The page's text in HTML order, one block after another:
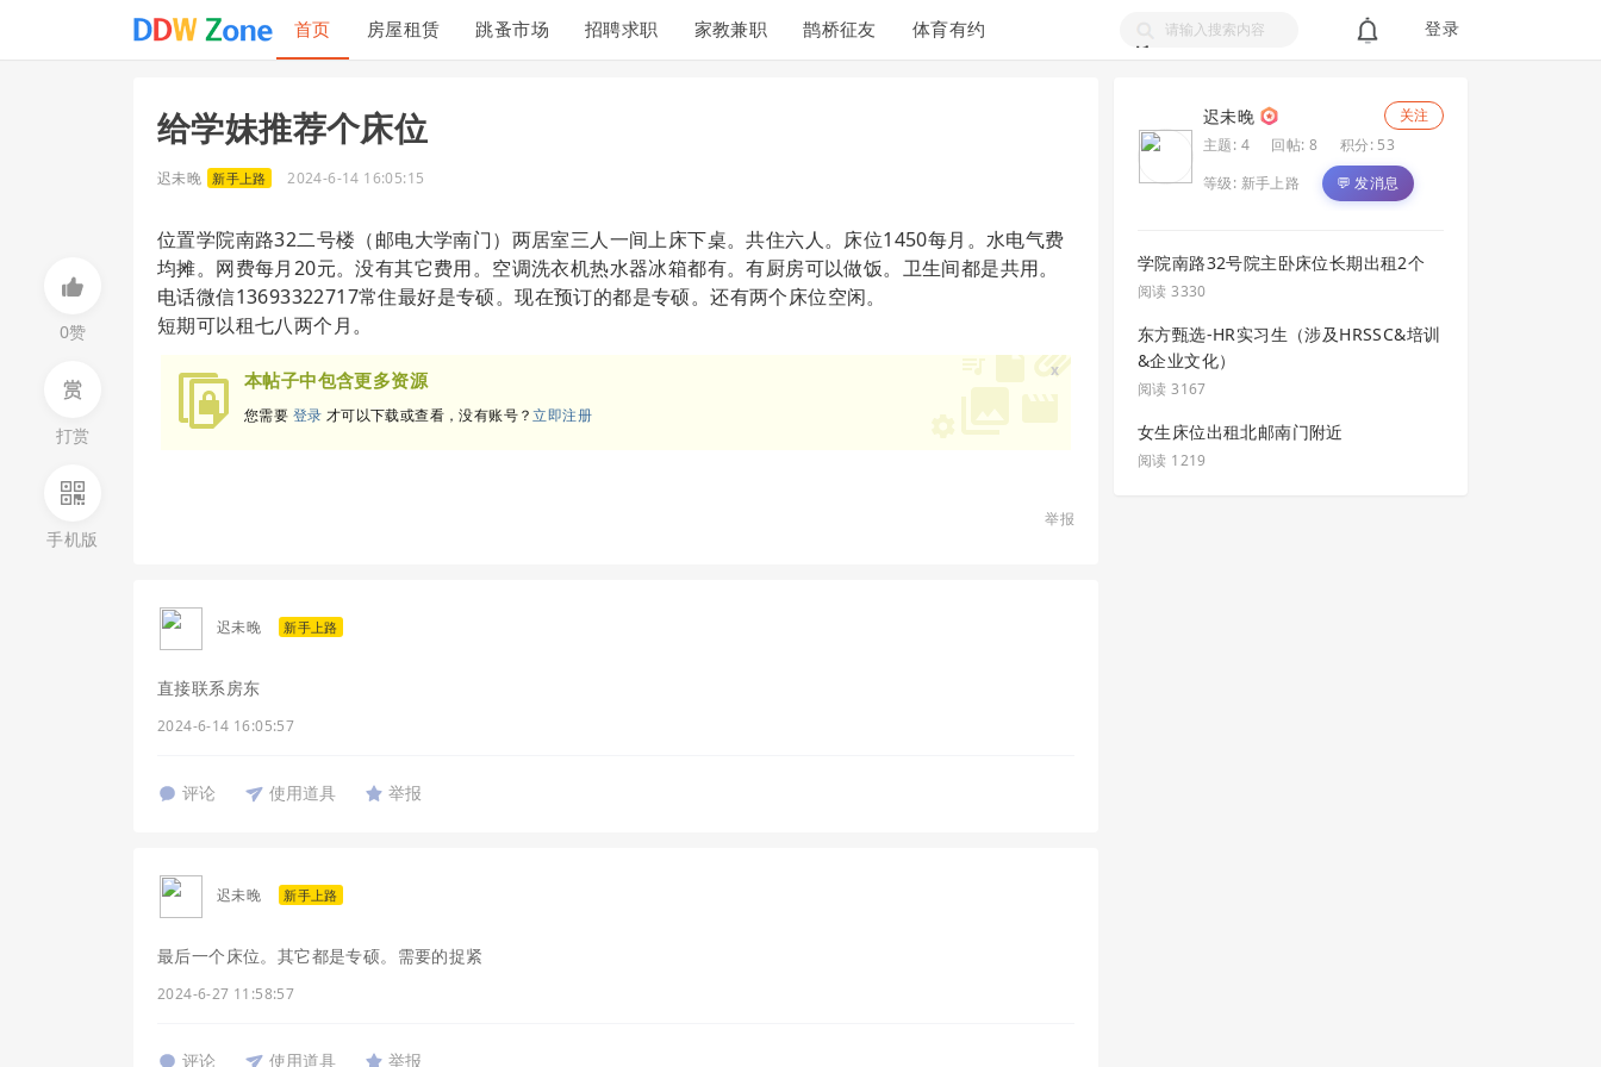
登录
首页 房屋租赁 跳蚤市场 招聘求职 家教兼职 鹊桥征友 体育有约
0赞
打赏
手机版
给学妹推荐个床位
迟未晚 新手上路 2024-6-14 16:05:15
位置学院南路32二号楼（邮电大学南门）两居室三人一间上床下桌。共住六人。床位1450每月。水电气费
均摊。网费每月20元。没有其它费用。空调洗衣机热水器冰箱都有。有厨房可以做饭。卫生间都是共用。
电话微信13693322717常住最好是专硕。现在预订的都是专硕。还有两个床位空闲。
短期可以租七八两个月。
本帖子中包含更多资源
您需要 登录 才可以下载或查看，没有账号？立即注册
x
举报
迟未晚 新手上路
直接联系房东
2024-6-14 16:05:57
评论 使用道具 举报
迟未晚 新手上路
最后一个床位。其它都是专硕。需要的捉紧
2024-6-27 11:58:57
评论 使用道具 举报
迟未晚
关注
主题: 4
回帖: 8
积分: 53
等级: 新手上路 💬 发消息
学院南路32号院主卧床位长期出租2个
阅读 3330
东方甄选-HR实习生（涉及HRSSC&培训
&企业文化）
阅读 3167
女生床位出租北邮南门附近
阅读 1219